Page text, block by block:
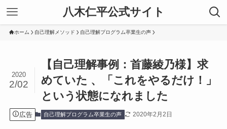
八木仁平公式サイト
ホーム 自己理解メソッド 自己理解プログラム卒業生の声
【自己理解事例：首藤綾乃様】求
めていた 、「これをやるだけ！」
という状態になれました
2020
2/02
広告 自己理解プログラム卒業生の声 2020年2月2日